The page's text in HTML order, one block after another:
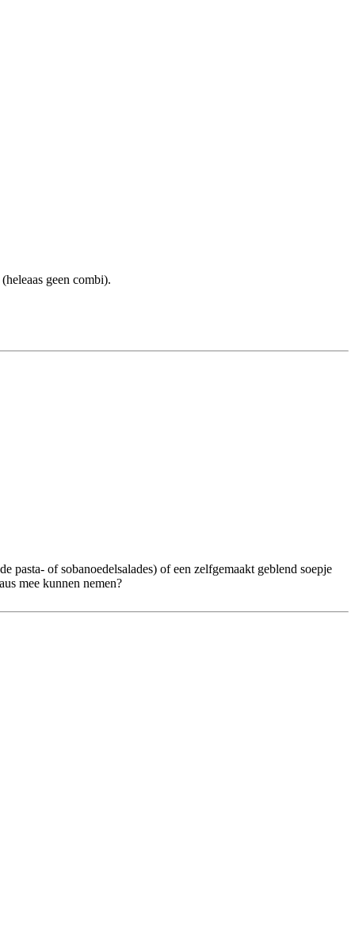
geen combi).
pasta- of sobanoedelsalades) of een zelfgemaakt geblend soepje
mee kunnen nemen?